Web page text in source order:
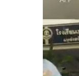
Preguntas
Frecuentes